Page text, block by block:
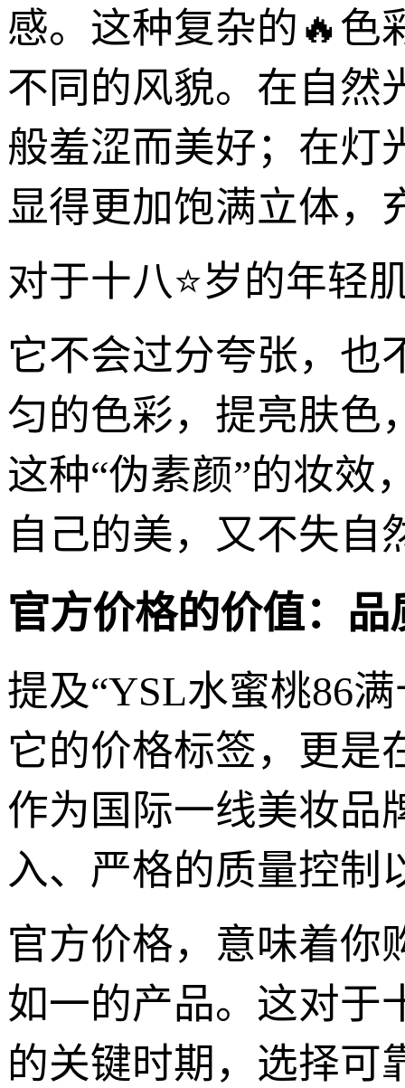
感。这种复杂的🔥色
不同的风貌。在自然
般羞涩而美好；在灯
显得更加饱满立体，
对于十八⭐岁的年轻
它不会过分夸张，也
匀的色彩，提亮肤色
这种“伪素颜”的妆效
自己的美，又不失自
官方价格的价值：
提及“YSL水蜜桃86
它的价格标签，更是
作为国际一线美妆品
入、严格的质量控制
官方价格，意味着你
如一的产品。这对于
的关键时期，选择可